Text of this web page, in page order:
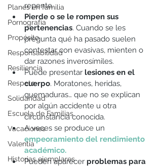
Planes en familia
Pornografía
Propósito
Responsabilidad
Resiliencia
Respeto
Solidaridad
Escuela de Familias
Vacaciones
Valentía
Historias ejemplares
repente.
Pierde o se le rompen sus
pertenencias. Cuando se les
pregunta qué ha pasado suelen
contestar con evasivas, mienten o
dar razones inverosímiles.
Puede presentar lesiones en el
cuerpo. Moratones, heridas,
quemaduras… que no se explican
por algún accidente u otra
circunstancia conocida.
A veces se produce un
empeoramiento del rendimiento
académico.
Pueden aparecer problemas para